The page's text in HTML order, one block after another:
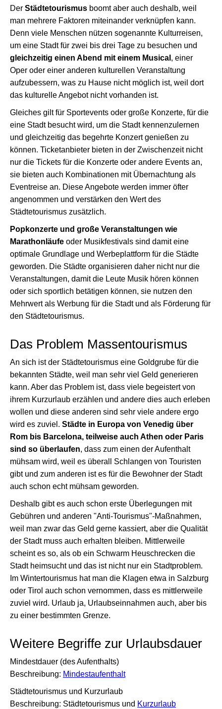
Der Städtetourismus boomt aber auch deshalb, weil
man mehrere Faktoren miteinander verknüpfen kann.
Denn viele Menschen nützen sogenannte Kulturreisen,
um eine Stadt für zwei bis drei Tage zu besuchen und
gleichzeitig einen Abend mit einem Musical , einer
Oper oder einer anderen kulturellen Veranstaltung
aufzubessern, was zu Hause nicht möglich ist, weil dort
das kulturelle Angebot nicht vorhanden ist.
Gleiches gilt für Sportevents oder große Konzerte, für die
eine Stadt besucht wird, um die Stadt kennenzulernen
und gleichzeitig das begehrte Konzert genießen zu
können. Ticketanbieter bieten in der Zwischenzeit nicht
nur die Tickets für die Konzerte oder andere Events an,
sie bieten auch Kombinationen mit Übernachtung als
Eventreise an. Diese Angebote werden immer öfter
angenommen und verstärken den Wert des
Städtetourismus zusätzlich.
Popkonzerte und große Veranstaltungen wie
Marathonläufe oder Musikfestivals sind damit eine
optimale Grundlage und Werbeplattform für die Städte
geworden. Die Städte organisieren daher nicht nur die
Veranstaltungen, damit die Leute Musik hören können
oder sich sportlich betätigen können, sie nutzen den
Mehrwert als Werbung für die Stadt und als Förderung für
den Städtetourismus.
Das Problem Massentourismus
An sich ist der Städtetourismus eine Goldgrube für die
bekannten Städte, weil man sehr viel Geld generieren
kann. Aber das Problem ist, dass viele begeistert von
ihrem Kurzurlaub erzählen und andere dies auch erleben
wollen und diese anderen sind sehr viele andere ergo
wird es zuviel. Städte in Europa von Venedig über
Rom bis Barcelona, teilweise auch Athen oder Paris
sind so überlaufen, dass zum einen der Aufenthalt
mühsam wird, weil es überall Schlangen von Touristen
gibt und zum anderen ist es für die Bewohner der Stadt
auch schon echt mühsam geworden.
Deshalb gibt es auch schon erste Überlegungen mit
Gebühren und anderen "Anti-Tourismus"-Maßnahmen,
weil man zwar das Geld gerne kassiert, aber die Qualität
der Stadt muss auch erhalten bleiben. Mittlerweile
scheint es so, als ob ein Schwarm Heuschrecken die
Stadt heimsucht und das ist nicht nur ein Stadtproblem.
Im Wintertourismus hat man die Klagen etwa in Salzburg
oder Tirol auch schon vernommen, dass es mittlerweile
zuviel wird. Urlaub ja, Urlaubseinnahmen auch, aber bis
zu einer bestimmten Grenze.
Weitere Begriffe zur Urlaubsdauer
Mindestdauer (des Aufenthalts)
Beschreibung: Mindestaufenthalt
Städtetourismus und Kurzurlaub
Beschreibung: Städtetourismus und Kurzurlaub